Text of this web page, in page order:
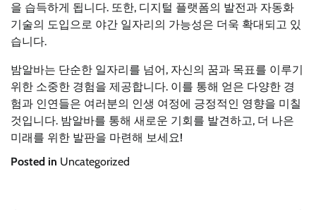
을 습득하게 됩니다. 또한, 디지털 플랫폼의 발전과 자동화
기술의 도입으로 야간 일자리의 가능성은 더욱 확대되고 있
습니다.
밤알바는 단순한 일자리를 넘어, 자신의 꿈과 목표를 이루기
위한 소중한 경험을 제공합니다. 이를 통해 얻은 다양한 경
험과 인연들은 여러분의 인생 여정에 긍정적인 영향을 미칠
것입니다. 밤알바를 통해 새로운 기회를 발견하고, 더 나은
미래를 위한 발판을 마련해 보세요!
Posted in Uncategorized